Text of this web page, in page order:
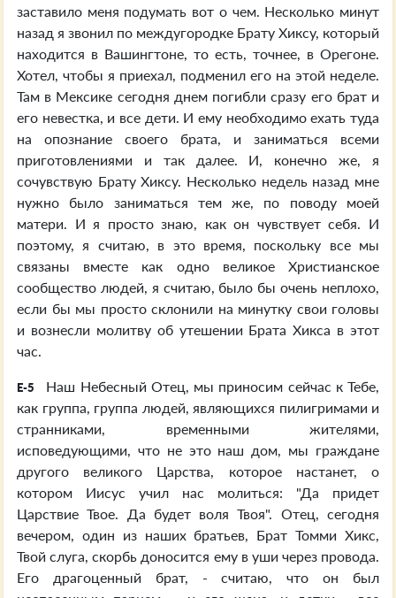
заставило меня подумать вот о чем. Несколько минут
назад я звонил по междугородке Брату Хиксу, который
находится в Вашингтоне, то есть, точнее, в Орегоне.
Хотел, чтобы я приехал, подменил его на этой неделе.
Там в Мексике сегодня днем погибли сразу его брат и
его невестка, и все дети. И ему необходимо ехать туда
на опознание своего брата, и заниматься всеми
приготовлениями и так далее. И, конечно же, я
сочувствую Брату Хиксу. Несколько недель назад мне
нужно было заниматься тем же, по поводу моей
матери. И я просто знаю, как он чувствует себя. И
поэтому, я считаю, в это время, поскольку все мы
связаны вместе как одно великое Христианское
сообщество людей, я считаю, было бы очень неплохо,
если бы мы просто склонили на минутку свои головы
и вознесли молитву об утешении Брата Хикса в этот
час.
E-5
Наш Небесный Отец, мы приносим сейчас к Тебе,
как группа, группа людей, являющихся пилигримами и
странниками, временными жителями,
исповедующими, что не это наш дом, мы граждане
другого великого Царства, которое настанет, о
котором Иисус учил нас молиться: "Да придет
Царствие Твое. Да будет воля Твоя". Отец, сегодня
вечером, один из наших братьев, Брат Томми Хикс,
Твой слуга, скорбь доносится ему в уши через провода.
Его драгоценный брат, - считаю, что он был